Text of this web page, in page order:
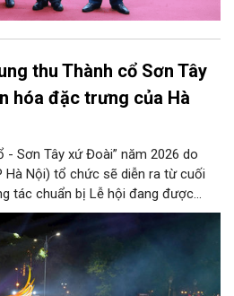
thu Thành cổ Sơn Tây
hóa đặc trưng của Hà
- Sơn Tây xứ Đoài” năm 2026 do
Hà Nội) tổ chức sẽ diễn ra từ cuối
tác chuẩn bị Lễ hội đang được
cùng các phòng, ban, ngành, đơn
triển khai, tạo khí thế sôi nổi,
dân và du khách một mùa Trung
bản sắc văn hóa xứ Đoài.